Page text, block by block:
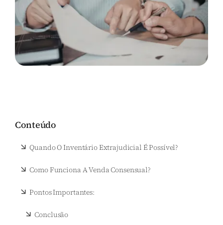
Conteúdo
Quando O Inventário Extrajudicial É Possível?
Como Funciona A Venda Consensual?
Pontos Importantes:
Conclusão